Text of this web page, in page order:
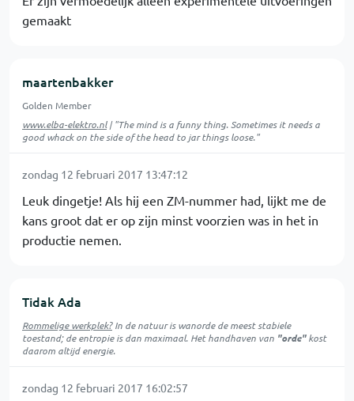
gemaakt
maartenbakker
Golden Member
www.elba-elektro.nl| "The mind is a funny thing. Sometimes it needs a
good whack on the side of the head to jar things loose."
zondag 12 februari 2017 13:47:12
Leuk dingetje! Als hij een ZM-nummer had, lijkt me de
kans groot dat er op zijn minst voorzien was in het in
productie nemen.
Tidak Ada
Rommelige werkplek?In de natuur iswanordede meest stabiele
toestand; de entropie is dan maximaal. Het handhaven van "orde"kost
daarom altijd energie.
zondag 12 februari 2017 16:02:57